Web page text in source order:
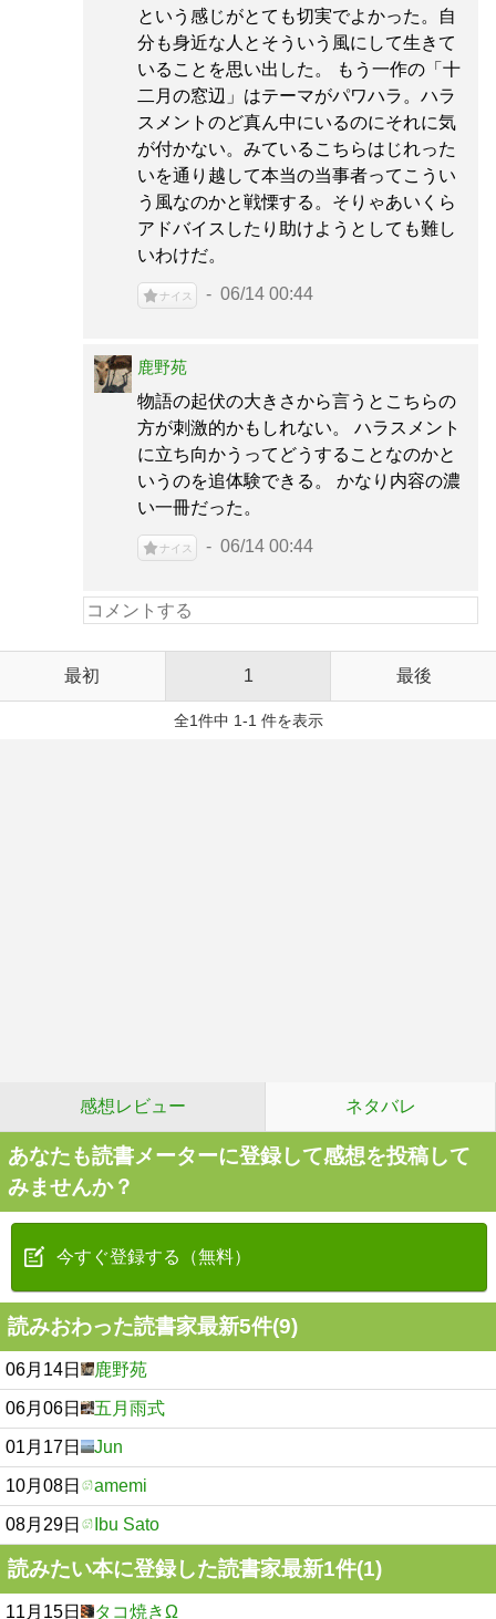
という感じがとても切実でよかった。自
分も身近な人とそういう風にして生きて
いることを思い出した。 もう一作の「十
二月の窓辺」はテーマがパワハラ。ハラ
スメントのど真ん中にいるのにそれに気
が付かない。みているこちらはじれった
いを通り越して本当の当事者ってこうい
う風なのかと戦慄する。そりゃあいくら
アドバイスしたり助けようとしても難し
いわけだ。
ナイス 06/14 00:44
鹿野苑
物語の起伏の大きさから言うとこちらの
方が刺激的かもしれない。 ハラスメント
に立ち向かうってどうすることなのかと
いうのを追体験できる。 かなり内容の濃
い一冊だった。
ナイス 06/14 00:44
最初 1 最後
全1件中 1-1 件を表示
感想レビュー ネタバレ
あなたも読書メーターに登録して感想を投稿して
みませんか？
今すぐ登録する（無料）
読みおわった読書家最新5件(9)
06月14日 鹿野苑
06月06日 五月雨式
01月17日 Jun
10月08日 amemi
08月29日 Ibu Sato
読みたい本に登録した読書家最新1件(1)
11月15日 タコ焼きΩ